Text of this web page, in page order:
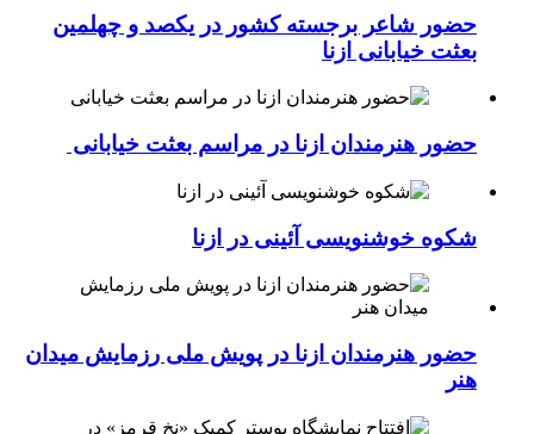
حضور شاعر برجسته کشور در یکصد و چهلمین
بعثت خیابانی ازنا
حضور هنرمندان ازنا در مراسم بعثت خیابانی
شکوه خوشنویسی آئینی در ازنا
حضور هنرمندان ازنا در پویش ملی رزمایش میدان
هنر